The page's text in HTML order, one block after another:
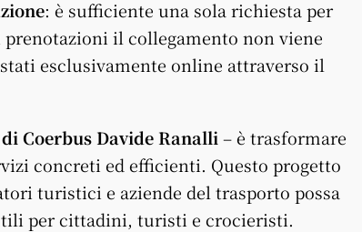
: è sufficiente una sola richiesta per
il collegamento non viene
esclusivamente online attraverso il
Coerbus Davide Ranalli – è trasformare
concreti ed efficienti. Questo progetto
turistici e aziende del trasporto possa
per cittadini, turisti e crocieristi.